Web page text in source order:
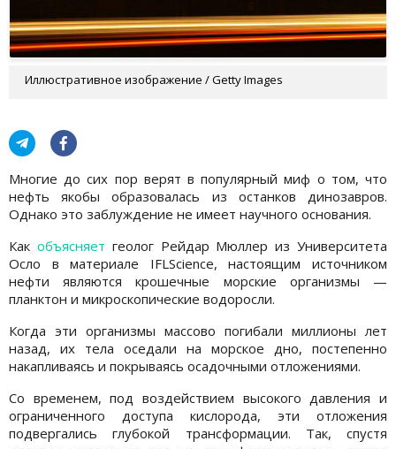
Иллюстративное изображение / Getty Images
Многие до сих пор верят в популярный миф о том, что
нефть якобы образовалась из останков динозавров.
Однако это заблуждение не имеет научного основания.
Как объясняет геолог Рейдар Мюллер из Университета
Осло в материале IFLScience, настоящим источником
нефти являются крошечные морские организмы —
планктон и микроскопические водоросли.
Когда эти организмы массово погибали миллионы лет
назад, их тела оседали на морское дно, постепенно
накапливаясь и покрываясь осадочными отложениями.
Со временем, под воздействием высокого давления и
ограниченного доступа кислорода, эти отложения
подвергались глубокой трансформации. Так, спустя